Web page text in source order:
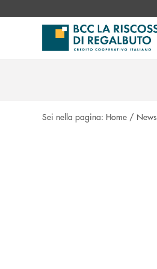
Sei nella pagina: Home / News